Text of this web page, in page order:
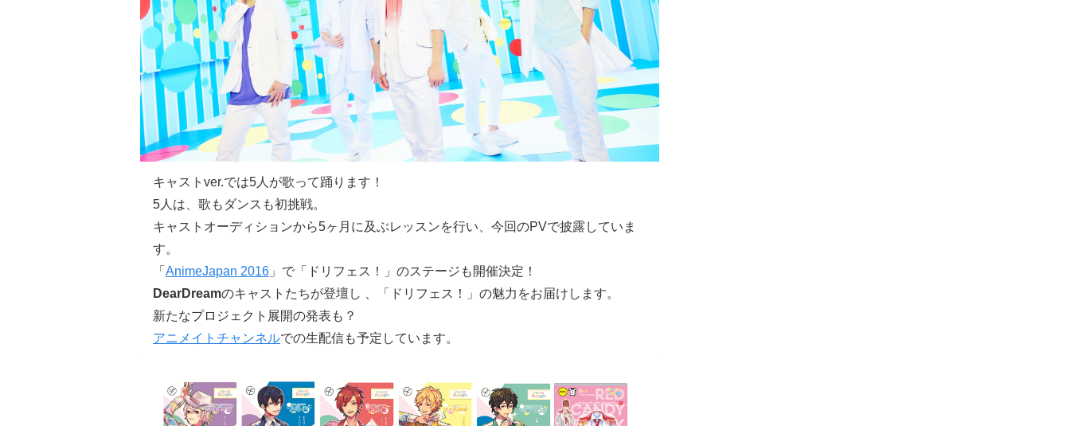
キャストver.では5人が歌って踊ります！
5人は、歌もダンスも初挑戦。
キャストオーディションから5ヶ月に及ぶレッスンを行い、今回のPVで披露していま
す。
「 AnimeJapan 2016 」で「ドリフェス！」のステージも開催決定！
DearDreamのキャストたちが登壇し 、「ドリフェス！」の魅力をお届けします。
新たなプロジェクト展開の発表も？
アニメイトチャンネルでの生配信も予定しています。